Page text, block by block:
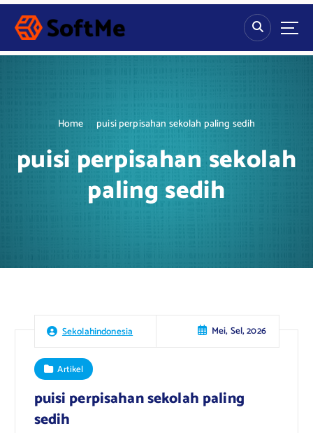
S
p
Home puisi perpisahan sekolah paling sedih
puisi perpisahan sekolah
paling sedih
Sekolahindonesia Mei, Sel, 2026
Artikel
puisi perpisahan sekolah paling
sedih